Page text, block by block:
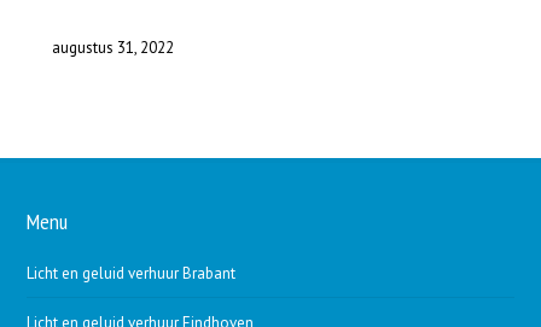
augustus 31, 2022
Menu
Licht en geluid verhuur Brabant
Licht en geluid verhuur Eindhoven